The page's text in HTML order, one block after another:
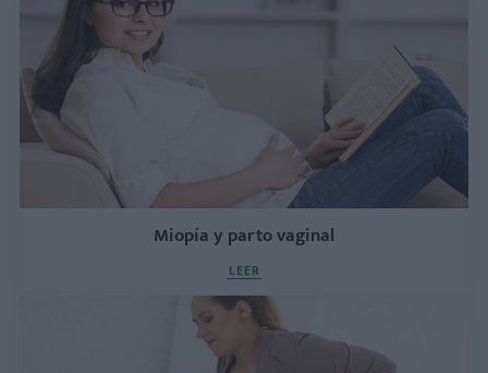
Miopía y parto vaginal
LEER